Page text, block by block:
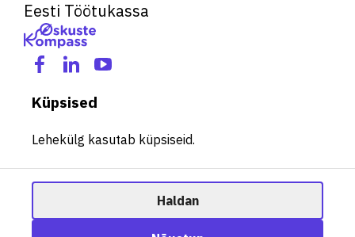
Eesti Töötukassa
Küpsised
Lehekülg kasutab küpsiseid.
Haldan